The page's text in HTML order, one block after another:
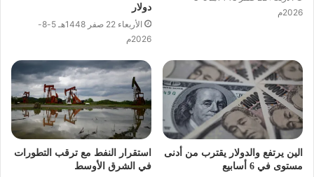
2026م
دولار
الأربعاء 22 صفر 1448هـ 5-8-
2026م
الين يرتفع والدولار يقترب من أدنى
مستوى في 6 أسابيع
استقرار النفط مع ترقب التطورات
في الشرق الأوسط